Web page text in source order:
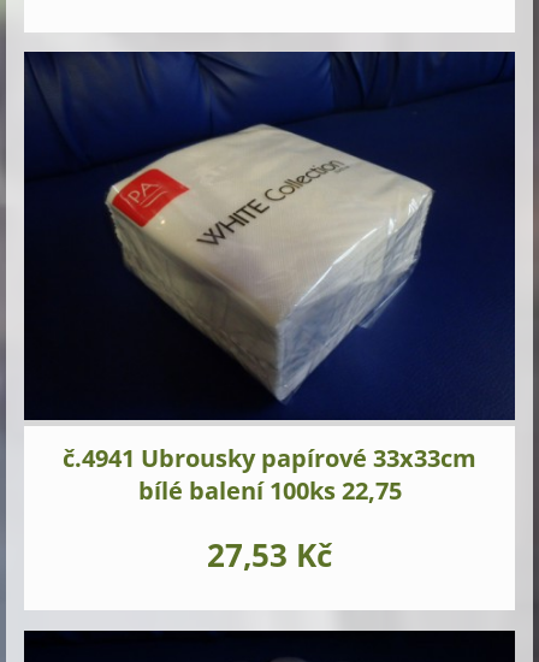
č.4941 Ubrousky papírové 33x33cm
bílé balení 100ks 22,75
27,53 Kč